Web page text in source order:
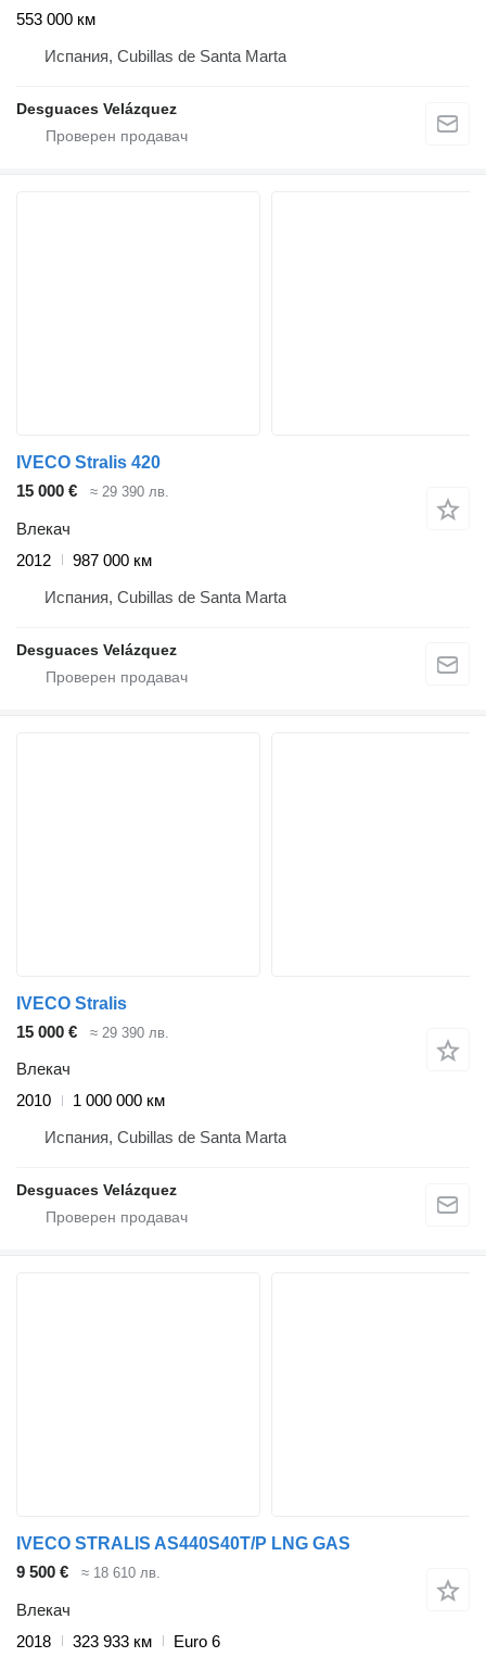
553 000 км
Испания, Cubillas de Santa Marta
Desguaces Velázquez
IVECO Stralis 420
15 000 €
≈ 29 390 лв.
Влекач
2012
987 000 км
Испания, Cubillas de Santa Marta
Desguaces Velázquez
IVECO Stralis
15 000 €
≈ 29 390 лв.
Влекач
2010
1 000 000 км
Испания, Cubillas de Santa Marta
Desguaces Velázquez
IVECO STRALIS AS440S40T/P LNG GAS
9 500 €
≈ 18 610 лв.
Влекач
2018
323 933 км
Euro 6